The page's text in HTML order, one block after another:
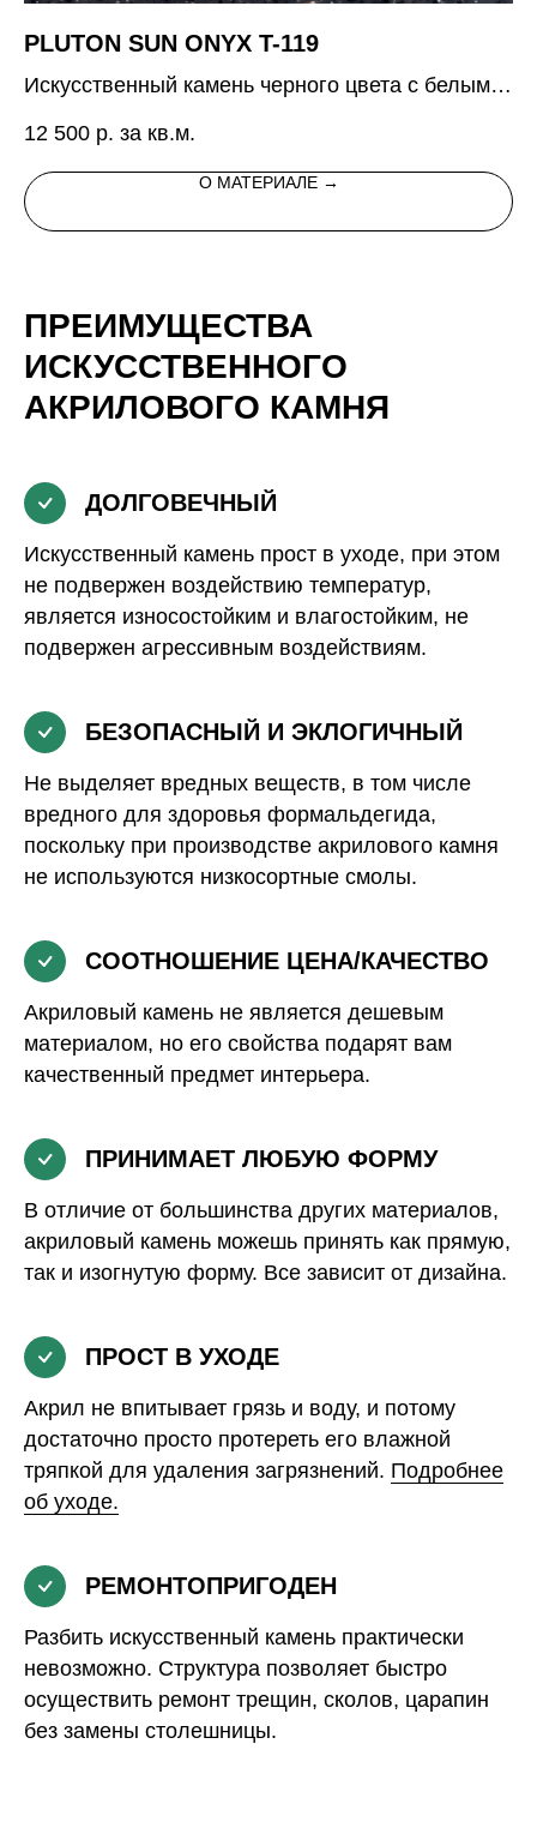
PLUTON SUN ONYX T-119
Искусственный камень черного цвета с белыми
12 500 р. за кв.м.
О МАТЕРИАЛЕ →
ПРЕИМУЩЕСТВА
ИСКУССТВЕННОГО
АКРИЛОВОГО КАМНЯ
ДОЛГОВЕЧНЫЙ
Искусственный камень прост в уходе, при этом
не подвержен воздействию температур,
является износостойким и влагостойким, не
подвержен агрессивным воздействиям.
БЕЗОПАСНЫЙ И ЭКЛОГИЧНЫЙ
Не выделяет вредных веществ, в том числе
вредного для здоровья формальдегида,
поскольку при производстве акрилового камня
не используются низкосортные смолы.
СООТНОШЕНИЕ ЦЕНА/КАЧЕСТВО
Акриловый камень не является дешевым
материалом, но его свойства подарят вам
качественный предмет интерьера.
ПРИНИМАЕТ ЛЮБУЮ ФОРМУ
В отличие от большинства других материалов,
акриловый камень можешь принять как прямую,
так и изогнутую форму. Все зависит от дизайна.
ПРОСТ В УХОДЕ
Акрил не впитывает грязь и воду, и потому
достаточно просто протереть его влажной
тряпкой для удаления загрязнений. Подробнее
об уходе.
РЕМОНТОПРИГОДЕН
Разбить искусственный камень практически
невозможно. Структура позволяет быстро
осуществить ремонт трещин, сколов, царапин
без замены столешницы.